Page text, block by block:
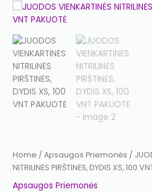
Home /Apsaugos Priemonės /
NITRILINĖS PIRŠTINĖS, DYDIS XS, 100
Apsaugos Priemonės
JUODOS
VIENKARTINĖS
NITRILINĖS
PIRŠTINĖS,
DYDIS
XS,
100
VNT
PAKUOTĖ